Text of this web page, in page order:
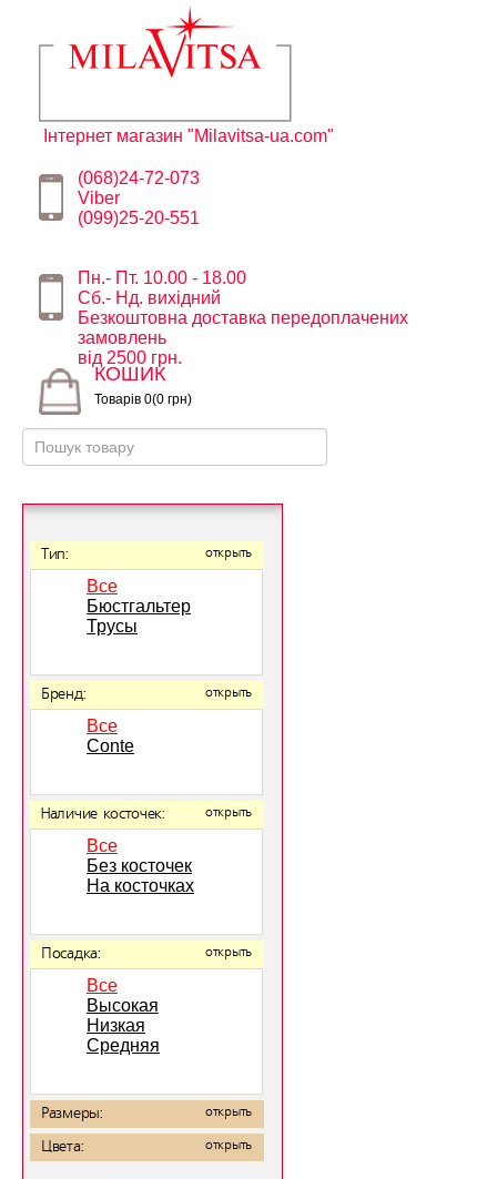
Інтернет магазин "Milavitsa-ua.com"
(068)24-72-073
Viber
(099)25-20-551
Пн.- Пт. 10.00 - 18.00
Сб.- Нд. вихідний
Безкоштовна доставка передоплачених
замовлень
від 2500 грн.
КОШИК
Товарів 0(0 грн)
Тип: открыть
Все
Бюстгальтер
Трусы
Бренд: открыть
Все
Conte
Наличие косточек: открыть
Все
Без косточек
На косточках
Посадка: открыть
Все
Высокая
Низкая
Средняя
Размеры: открыть
Цвета: открыть